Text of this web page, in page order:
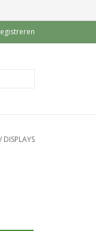
/ DISPLAYS